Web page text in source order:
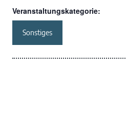
Veranstaltungskategorie:
Sonstiges